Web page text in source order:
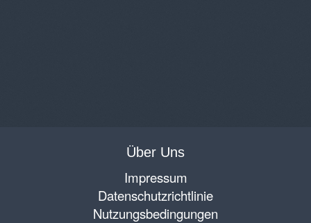
Über Uns
Impressum
Datenschutzrichtlinie
Nutzungsbedingungen